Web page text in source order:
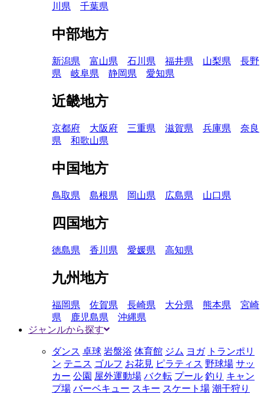
川県
千葉県
中部地方
新潟県 富山県 石川県 福井県 山梨県
長野
県
岐阜県 静岡県 愛知県
近畿地方
京都府 大阪府 三重県 滋賀県 兵庫県
奈良
県
和歌山県
中国地方
鳥取県 島根県 岡山県 広島県 山口県
四国地方
徳島県 香川県 愛媛県 高知県
九州地方
福岡県 佐賀県 長崎県 大分県 熊本県
宮崎
県
鹿児島県
沖縄県
ジャンルから探す
ダンス 卓球 岩盤浴 体育館 ジム ヨガ トランポリ
ン テニス ゴルフ お花見 ピラティス 野球場 サッ
カー 公園 屋外運動場 バク転 プール 釣り キャン
プ場 バーベキュー スキー スケート場 潮干狩り